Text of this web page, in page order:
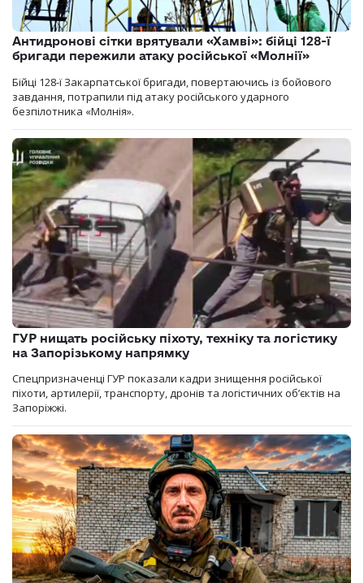
Антидронові сітки врятували «Хамві»: бійці 128-ї
бригади пережили атаку російської «Молнії»
Бійці 128-ї Закарпатської бригади, повертаючись із бойового
завдання, потрапили під атаку російського ударного
безпілотника «Молнія».
ГУР нищать російську піхоту, техніку та логістику
на Запорізькому напрямку
Спецпризначенці ГУР показали кадри знищення російської
піхоти, артилерії, транспорту, дронів та логістичних об’єктів на
Запоріжжі.